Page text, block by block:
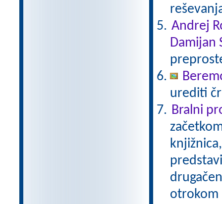
Andrej
Damijan
urediti
Bralni
otrokom